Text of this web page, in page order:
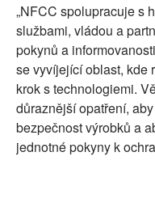
„NFCC spolupracuje s
službami, vládou a
pokynů a
se vyvíjející oblast, kde
krok s technologiemi.
důraznější opatření,
bezpečnost výrobků a
jednotné pokyny k